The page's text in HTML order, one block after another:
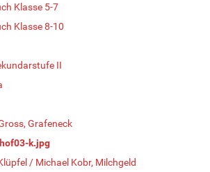
Klasse 5-7
Klasse 8-10
II
Grafeneck
k.jpg
/ Michael Kobr, Milchgeld